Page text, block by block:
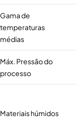
Gama de
temperaturas
médias
Máx. Pressão do
processo
Materiais húmidos